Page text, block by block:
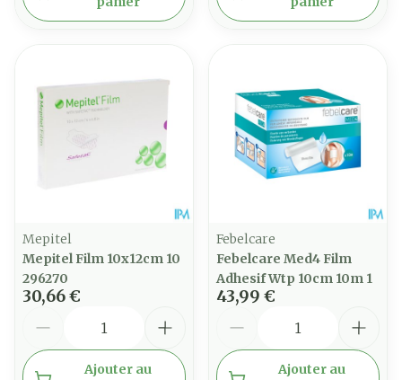
Mepitel
Mepitel Film 10x12cm 10
296270
30,66 €
Ajouter au
Febelcare
Febelcare Med4 Film
Adhesif Wtp 10cm 10m 1
43,99 €
Ajouter au